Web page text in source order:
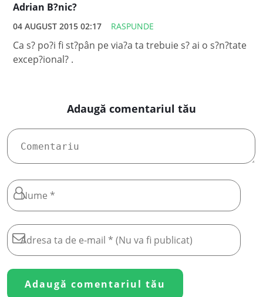
Adrian B?nic?
04 AUGUST 2015 02:17 RASPUNDE
Ca s? po?i fi st?pân pe via?a ta trebuie s? ai o s?n?tate
excep?ional? .
Adaugă comentariul tău